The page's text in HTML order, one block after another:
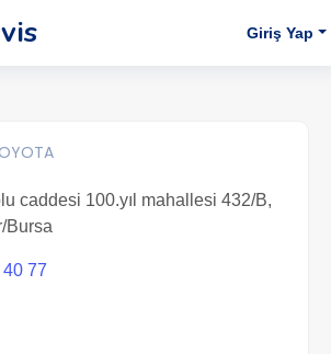
Giriş Yap
caddesi 100.yıl mahallesi 432/B,
Bursa
77